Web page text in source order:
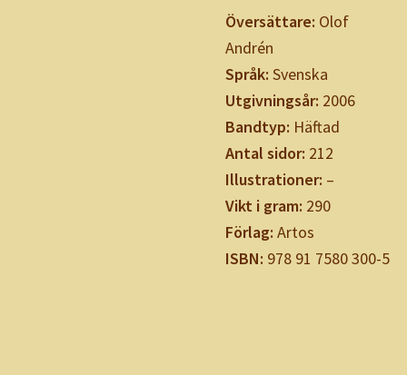
Översättare: Olof
Andrén
Språk: Svenska
Utgivningsår: 2006
Bandtyp: Häftad
Antal sidor: 212
Illustrationer: –
Vikt i gram: 290
Förlag: Artos
ISBN: 978 91 7580 300-5